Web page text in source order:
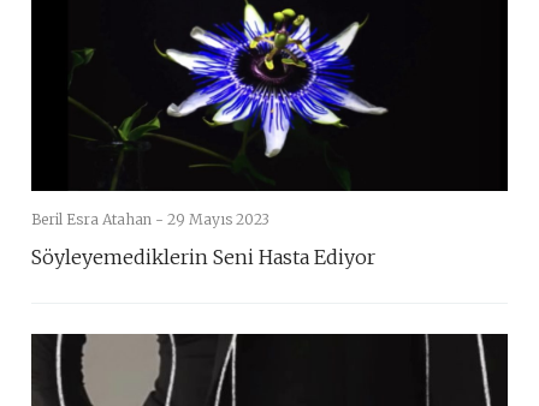
Beril Esra Atahan - 29 Mayıs 2023
Söyleyemediklerin Seni Hasta Ediyor